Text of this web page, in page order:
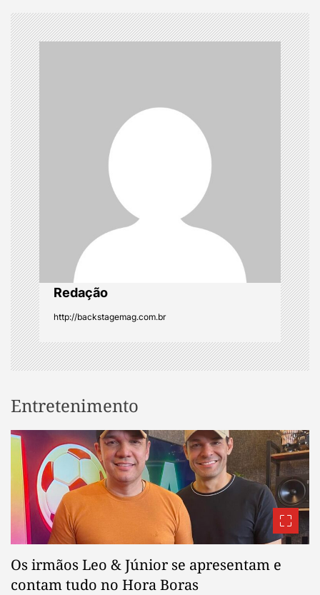
a
v
i
g
a
t
i
o
n
Redação
http://backstagemag.com.br
Entretenimento
Os irmãos Leo & Júnior se apresentam e
contam tudo no Hora Boras